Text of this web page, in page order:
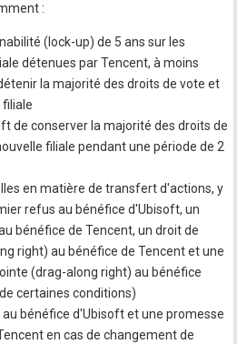
:
(lock-up) de 5 ans sur les
détenues par Tencent, à moins
la majorité des droits de vote et
filiale
de conserver la majorité des droits de
filiale pendant une période de 2
en matière de transfert d'actions, y
refus au bénéfice d'Ubisoft, un
bénéfice de Tencent, un droit de
right) au bénéfice de Tencent et une
(drag-along right) au bénéfice
certaines conditions)
bénéfice d'Ubisoft et une promesse
en cas de changement de